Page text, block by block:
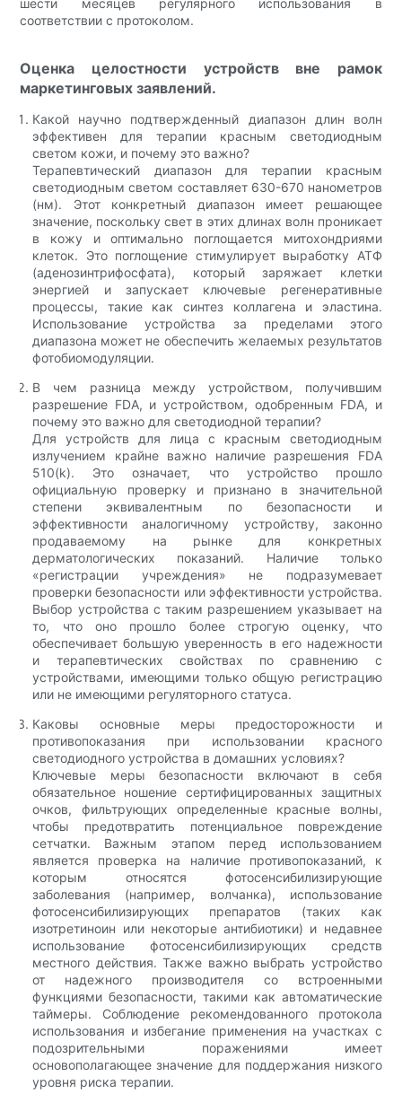
соответствии с протоколом.
Оценка целостности устройств вне рамок
маркетинговых заявлений.
Какой научно подтвержденный диапазон длин волн
эффективен для терапии красным светодиодным
светом кожи, и почему это важно?
Терапевтический диапазон для терапии красным
светодиодным светом составляет 630-670 нанометров
(нм). Этот конкретный диапазон имеет решающее
значение, поскольку свет в этих длинах волн проникает
в кожу и оптимально поглощается митохондриями
клеток. Это поглощение стимулирует выработку АТФ
(аденозинтрифосфата), который заряжает клетки
энергией и запускает ключевые регенеративные
процессы, такие как синтез коллагена и эластина.
Использование устройства за пределами этого
диапазона может не обеспечить желаемых результатов
фотобиомодуляции.
В чем разница между устройством, получившим
разрешение FDA, и устройством, одобренным FDA, и
почему это важно для светодиодной терапии?
Для устройств для лица с красным светодиодным
излучением крайне важно наличие разрешения FDA
510(k). Это означает, что устройство прошло
официальную проверку и признано в значительной
степени эквивалентным по безопасности и
эффективности аналогичному устройству, законно
продаваемому на рынке для конкретных
дерматологических показаний. Наличие только
«регистрации учреждения» не подразумевает
проверки безопасности или эффективности устройства.
Выбор устройства с таким разрешением указывает на
то, что оно прошло более строгую оценку, что
обеспечивает большую уверенность в его надежности
и терапевтических свойствах по сравнению с
устройствами, имеющими только общую регистрацию
или не имеющими регуляторного статуса.
Каковы основные меры предосторожности и
противопоказания при использовании красного
светодиодного устройства в домашних условиях?
Ключевые меры безопасности включают в себя
обязательное ношение сертифицированных защитных
очков, фильтрующих определенные красные волны,
чтобы предотвратить потенциальное повреждение
сетчатки. Важным этапом перед использованием
является проверка на наличие противопоказаний, к
которым относятся фотосенсибилизирующие
заболевания (например, волчанка), использование
фотосенсибилизирующих препаратов (таких как
изотретиноин или некоторые антибиотики) и недавнее
использование фотосенсибилизирующих средств
местного действия. Также важно выбрать устройство
от надежного производителя со встроенными
функциями безопасности, такими как автоматические
таймеры. Соблюдение рекомендованного протокола
использования и избегание применения на участках с
подозрительными поражениями имеет
основополагающее значение для поддержания низкого
уровня риска терапии.